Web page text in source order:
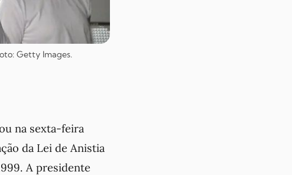
Getty Images.
na sexta-feira
da Lei de Anistia
A presidente